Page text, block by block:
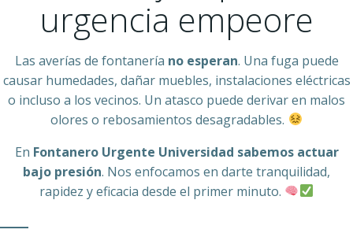
urgencia empeore
Las averías de fontanería no esperan. Una fuga puede
causar humedades, dañar muebles, instalaciones eléctricas
o incluso a los vecinos. Un atasco puede derivar en malos
olores o rebosamientos desagradables.
En Fontanero Urgente Universidad sabemos actuar
bajo presión. Nos enfocamos en darte tranquilidad,
rapidez y eficacia desde el primer minuto.